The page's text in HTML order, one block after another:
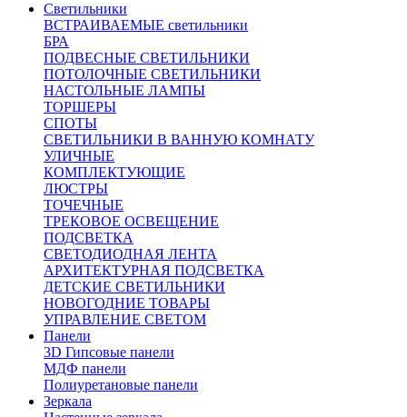
Светильники
ВСТРАИВАЕМЫЕ светильники
БРА
ПОДВЕСНЫЕ СВЕТИЛЬНИКИ
ПОТОЛОЧНЫЕ СВЕТИЛЬНИКИ
НАСТОЛЬНЫЕ ЛАМПЫ
ТОРШЕРЫ
СПОТЫ
СВЕТИЛЬНИКИ В ВАННУЮ КОМНАТУ
УЛИЧНЫЕ
КОМПЛЕКТУЮЩИЕ
ЛЮСТРЫ
ТОЧЕЧНЫЕ
ТРЕКОВОЕ ОСВЕЩЕНИЕ
ПОДСВЕТКА
СВЕТОДИОДНАЯ ЛЕНТА
АРХИТЕКТУРНАЯ ПОДСВЕТКА
ДЕТСКИЕ СВЕТИЛЬНИКИ
НОВОГОДНИЕ ТОВАРЫ
УПРАВЛЕНИЕ СВЕТОМ
Панели
3D Гипсовые панели
МДФ панели
Полиуретановые панели
Зеркала